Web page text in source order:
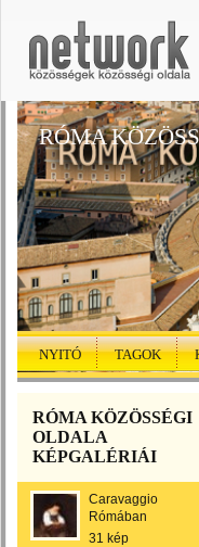
RÓMA
NYITÓ TAGOK
RÓMA KÖZÖSSÉGI
OLDALA
KÉPGALÉRIÁI
Caravaggio
Rómában
31 kép